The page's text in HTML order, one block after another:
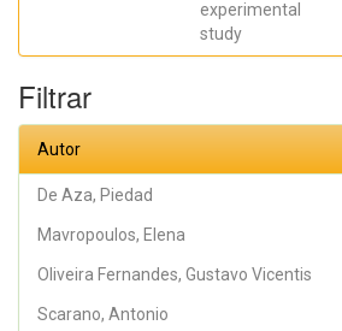
experimental
study
Filtrar
Autor
De Aza, Piedad
Mavropoulos, Elena
Oliveira Fernandes, Gustavo Vicentis
Scarano, Antonio